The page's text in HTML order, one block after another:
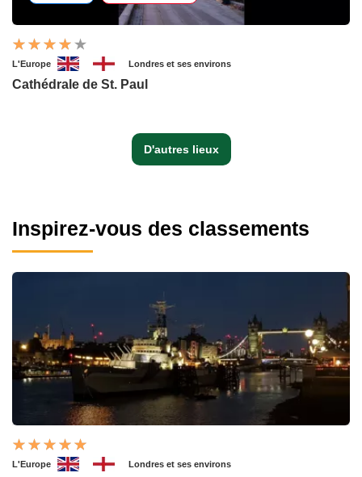
L'Europe Londres et ses environs
Cathédrale de St. Paul
D'autres lieux
Inspirez-vous des classements
L'Europe Londres et ses environs